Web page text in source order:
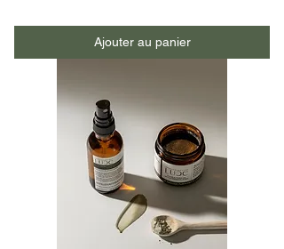
Ajouter au panier